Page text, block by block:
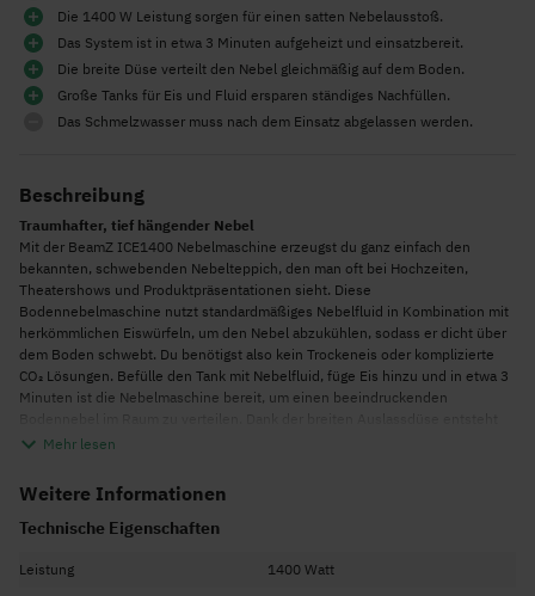
Beschreibung
Traumhafter, tief hängender Nebel
Mit der BeamZ ICE1400 Nebelmaschine erzeugst du ganz einfach den
bekannten, schwebenden Nebelteppich, den man oft bei Hochzeiten,
Theatershows und Produktpräsentationen sieht. Diese
Bodennebelmaschine nutzt standardmäßiges Nebelfluid in Kombination mit
herkömmlichen Eiswürfeln, um den Nebel abzukühlen, sodass er dicht über
dem Boden schwebt. Du benötigst also kein Trockeneis oder komplizierte
CO₂ Lösungen. Befülle den Tank mit Nebelfluid, füge Eis hinzu und in etwa 3
Minuten ist die Nebelmaschine bereit, um einen beeindruckenden
zudem ein breiter und gleichmäßiger Nebelausstoß, der deinem Event sofort
Perfekt für Hochzeiten, Shows und Bühnenproduktionen
füllt die ICE1400 Nebelmaschine problemlos kleine bis mittlere Räume mit
vollständig unter einer geheimnisvollen Nebelschicht verschwindet, oder an
Mehr lesen
Weitere Informationen
Technische Eigenschaften
Leistung
1400 Watt
Die 1400 W Leistung sorgen für einen satten Nebelausstoß.
Das System ist in etwa 3 Minuten aufgeheizt und einsatzbereit.
Die breite Düse verteilt den Nebel gleichmäßig auf dem Boden.
Große Tanks für Eis und Fluid ersparen ständiges Nachfüllen.
Das Schmelzwasser muss nach dem Einsatz abgelassen werden.